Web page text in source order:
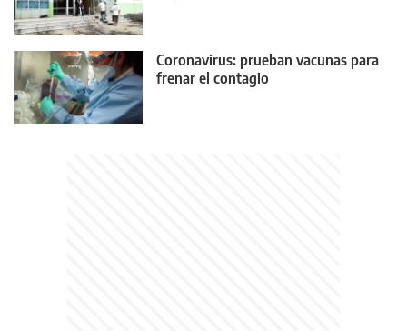
Coronavirus: prueban vacunas para
frenar el contagio